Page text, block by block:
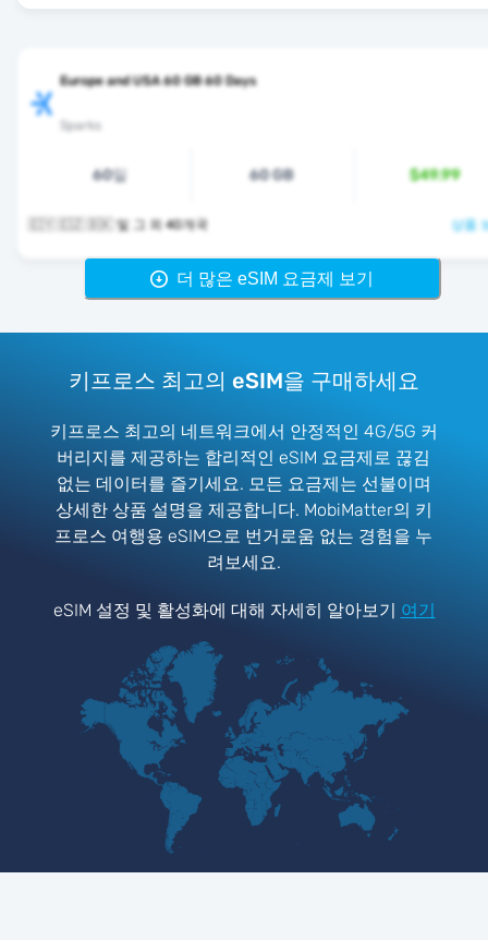
Europe and USA 60 GB 60 Days
Sparks
60일 60 GB $49.99
🇨🇾 🇨🇿 🇩🇰 및 그 외 40개국 상품
더 많은 eSIM 요금제 보기
키프로스 최고의 eSIM을 구매하세요
키프로스 최고의 네트워크에서 안정적인 4G/5G 커
버리지를 제공하는 합리적인 eSIM 요금제로 끊김
없는 데이터를 즐기세요. 모든 요금제는 선불이며
상세한 상품 설명을 제공합니다. MobiMatter의 키
프로스 여행용 eSIM으로 번거로움 없는 경험을 누
려보세요.
eSIM 설정 및 활성화에 대해 자세히 알아보기 여기